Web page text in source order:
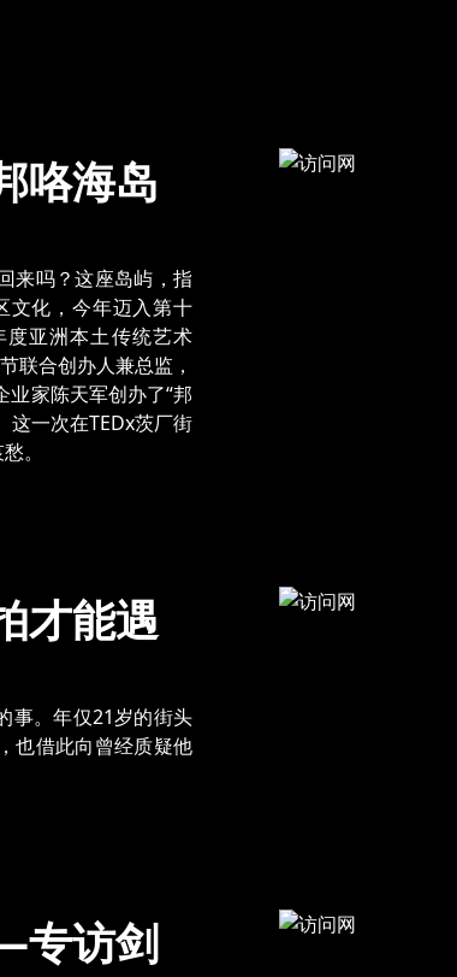
咯海岛
来吗？这座岛屿，指
文化，今年迈入第十
亚洲本土传统艺术
联合创办人兼总监，
家陈天军创办了“邦
这一次在TEDx茨厂街
。
才能遇
事。年仅21岁的街头
也借此向曾经质疑他
专访剑